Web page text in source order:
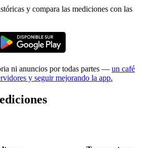
y compara las mediciones con las
ni anuncios por todas partes — un café
y seguir mejorando la app.